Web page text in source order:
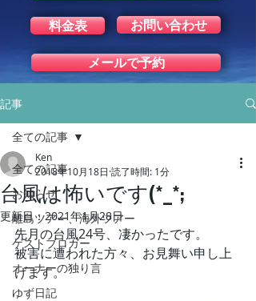
料金表
お問い合わせ
メールで予約
記事
全ての記事
お知らせ
離島ツアー、海外ツアー
ゲストブロガー
オーナーの独り言
ゆず日記
全ての記事
台風は怖いです(*_*;
Ken
2018年10月18日 読了時間: 1分
更新日：2021年1月28日
先月の台風24号、凄かったです。
被害に遭われた方々、お見舞い申し上
げます。